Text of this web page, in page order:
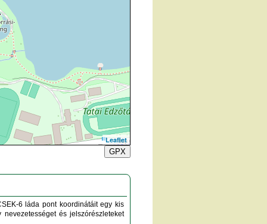
Leaflet
GPX
6 láda pont koordinátáit egy kis
és jelszórészleteket